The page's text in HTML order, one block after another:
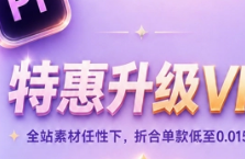
， 版权说明